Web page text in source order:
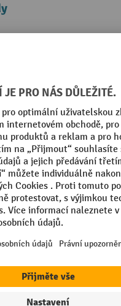
osobních údajů
údajů
shipping costsand possible
zásob. Sleva se nevztahuje na